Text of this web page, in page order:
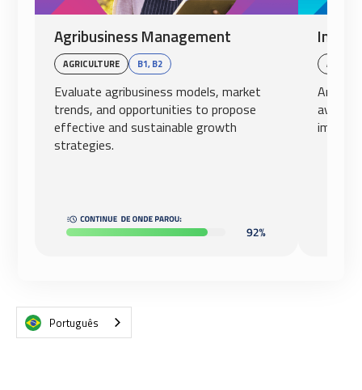
Agribusiness Management
AGRICULTURE B1, B2
Evaluate agribusiness models, market
trends, and opportunities to propose
effective and sustainable growth
strategies.
impact
Português